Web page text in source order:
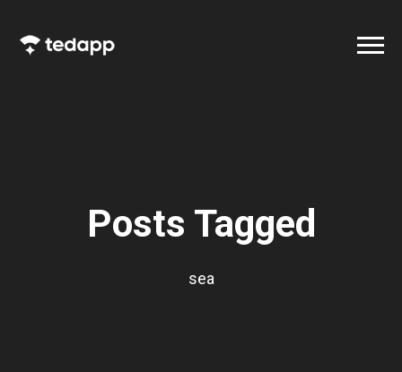
Posts Tagged
sea